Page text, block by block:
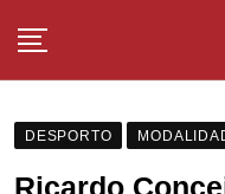
DESPORTO
Ricardo